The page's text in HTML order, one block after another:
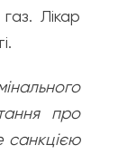
Лікар
про
санкцією